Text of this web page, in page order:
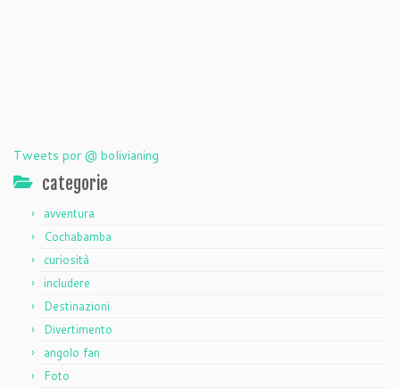
Tweets por @ bolivianing
categorie
avventura
Cochabamba
curiosità
includere
Destinazioni
Divertimento
angolo fan
Foto